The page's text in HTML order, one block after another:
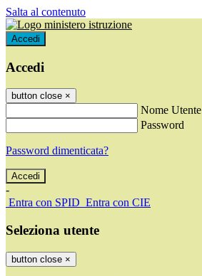
Salta al contenuto
Accedi
Accedi
button close ×
Nome Utente
Password
Password dimenticata?
-
Entra con SPID Entra con CIE
Seleziona utente
button close ×